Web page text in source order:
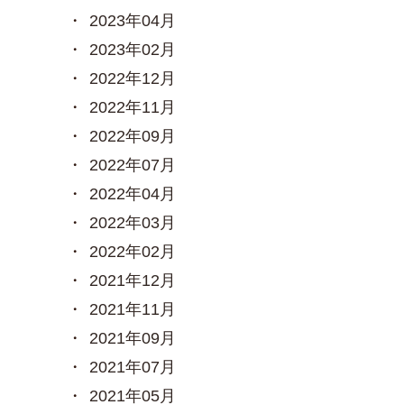
2023年04月
2023年02月
2022年12月
2022年11月
2022年09月
2022年07月
2022年04月
2022年03月
2022年02月
2021年12月
2021年11月
2021年09月
2021年07月
2021年05月